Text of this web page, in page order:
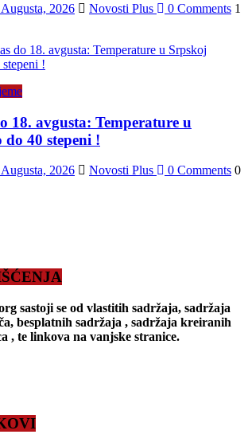
2026 Novosti Plus 0 Comments 1
18. avgusta: Temperature u
40 stepeni !
2026 Novosti Plus 0 Comments 0
sastoji se od vlastitih sadržaja, sadržaja
besplatnih sadržaja , sadržaja kreiranih
, te linkova na vanjske stranice.